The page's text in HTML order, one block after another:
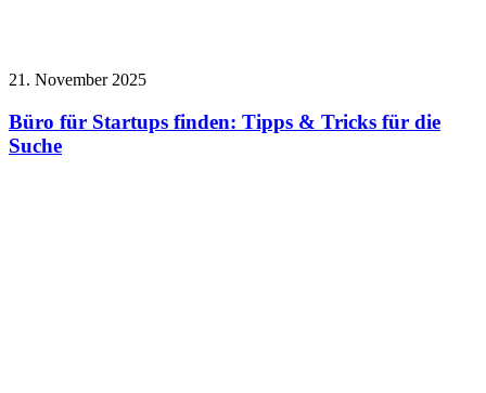
21. November 2025
Büro für Startups finden: Tipps & Tricks für die
Suche